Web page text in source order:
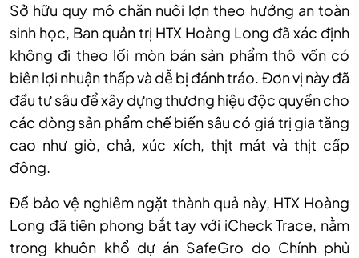
Sở hữu quy mô chăn nuôi lợn theo hướng an toàn
sinh học, Ban quản trị HTX Hoàng Long đã xác định
không đi theo lối mòn bán sản phẩm thô vốn có
biên lợi nhuận thấp và dễ bị đánh tráo. Đơn vị này đã
đầu tư sâu để xây dựng thương hiệu độc quyền cho
các dòng sản phẩm chế biến sâu có giá trị gia tăng
cao như giò, chả, xúc xích, thịt mát và thịt cấp
đông.
Để bảo vệ nghiêm ngặt thành quả này, HTX Hoàng
Long đã tiên phong bắt tay với iCheck Trace, nằm
trong khuôn khổ dự án SafeGro do Chính phủ